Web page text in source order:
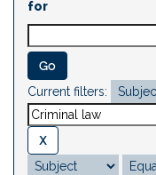
for
Current filters: